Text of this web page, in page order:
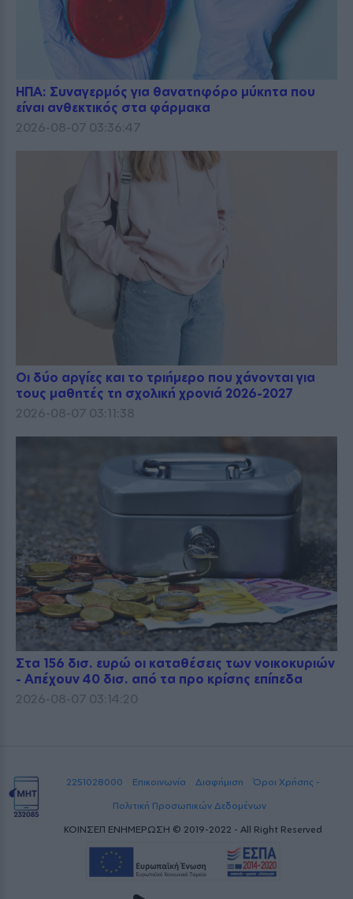
ΗΠΑ: Συναγερμός για θανατηφόρο μύκητα που
είναι ανθεκτικός στα φάρμακα
2026-08-07 03:36:47
Οι δύο αργίες και το τριήμερο που χάνονται για
τους μαθητές τη σχολική χρονιά 2026-2027
2026-08-07 03:11:38
Στα 156 δισ. ευρώ οι καταθέσεις των νοικοκυριών
- Απέχουν 40 δισ. από τα προ κρίσης επίπεδα
2026-08-07 03:14:20
2251028000 Επικοινωνία Διαφήμιση
Όροι Χρήσης -
Πολιτική Προσωπικών Δεδομένων
ΚΟΙΝΣΕΠ ΕΝΗΜΕΡΩΣΗ © 2019-2022 - All Right Reserved